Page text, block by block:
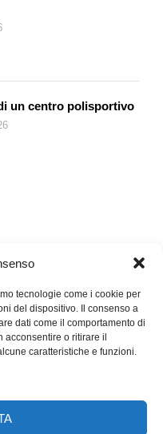
tecnologie come i cookie per
del dispositivo. Il consenso a
dati come il comportamento di
o ritirare il
caratteristiche e funzioni.
un centro polisportivo